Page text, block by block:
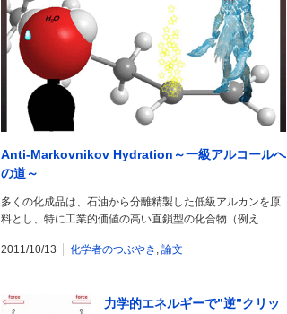
Anti-Markovnikov Hydration～一級アルコールへ
の道～
多くの化成品は、石油から分離精製した低級アルカンを原
料とし、特に工業的価値の高い直鎖型の化合物（例え…
2011/10/13 化学者のつぶやき , 論文
力学的エネルギーで”逆”クリッ